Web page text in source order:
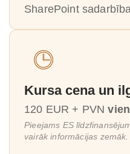
SharePoint
Kursa cena un
120 EUR + PVN
Pieejams ES
vairāk informācijas zemāk.